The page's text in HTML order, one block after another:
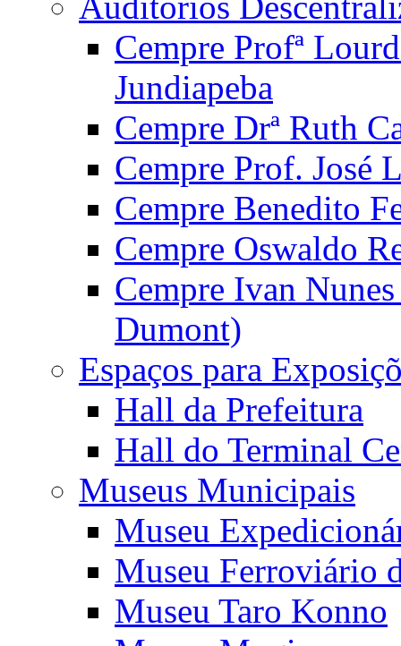
Cempre Profª
Jundiapeba
Cempre Drª Ruth
Cempre Prof. José
Cempre Benedito
Cempre Oswaldo
Cempre Ivan
Dumont)
Espaços para
Hall da Prefeitura
Hall do Terminal
Museus Municipais
Museu
Museu Ferroviário
Museu Taro Konno